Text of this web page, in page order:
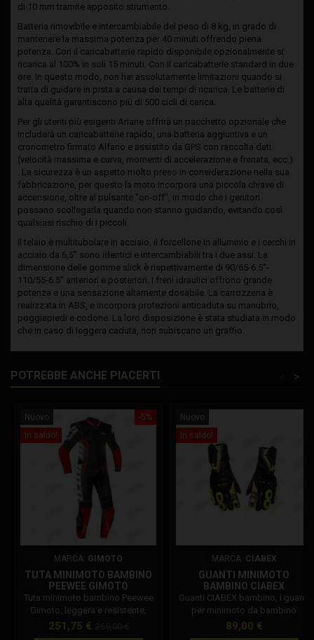
di 10 mm tramite apposito strumento.
Batteria rimovibile e intercambiabile del peso di 8 kg, in grado di
mantenere la massima potenza per 40 minuti offrendo piena
potenza. Con il caricabatterie rapido disponibile opzionalmente si
ricarica al 100% in soli 15 minuti. Con il caricabatterie standard in due
ore. In questo modo, non hai assolutamente limitazioni quando si
tratta di guidare in pista a causa dei tempi di ricarica. Le batterie di
alta qualità garantiscono più di 500 cicli di carica.
Per gli utenti più esigenti Ariane offrirà un pacchetto opzionale che
includerà un caricabatterie rapido, una batteria aggiuntiva e un
cronometro firmato Alfano e assistito da GPS con raccolta dati
(velocità massima e curva, momenti di accelerazione e frenata, ecc.)
. La sicurezza è un aspetto molto preso in considerazione nella sua
fabbricazione, per questo la moto incorpora una piccola chiave di
accensione, oltre al pulsante "on-off", in modo che i genitori
possano scollegarla quando non stanno guidando, evitando così
qualsiasi rischio di i piccoli.
Il telaio è multitubolare in acciaio, il forcellone in alluminio e i cerchi in
acciaio da 6,5” sono identici e intercambiabili tra i due assi. La
dimensione delle gomme slick è rispettivamente di 90/65-6.5"-
110/55-6.5" anteriori e posteriori. I freni idraulici offrono grande
potenza e una sensazione altamente dosabile. La carrozzeria è
realizzata in ABS, e incorpora protezioni anticaduta su manubrio,
poggiapiedi e codone. La loro disposizione è stata studiata in modo
che in caso di leggera caduta, non subiscano un graffio.
POTREBBE ANCHE PIACERTI >
-5%
Nuovo
In saldo!
MARCA: GIMOTO
TUTA MINIMOTO BAMBINO
PEEWEE GIMOTO
Tuta minimoto bambino Peewee
Gimoto, leggera e resistente,
adatta per minimoto, minimotard,
Prezzo
251,75 €
Nuovo
In saldo!
MARCA: CIABEX
GUANTI MINIMOTO
BAMBINO CIABEX
Guanti CIABEX bambino, i guanti
per minimoto da bambino
utilizzabili per minigp, minimoto e
Prezzo
89,00 €